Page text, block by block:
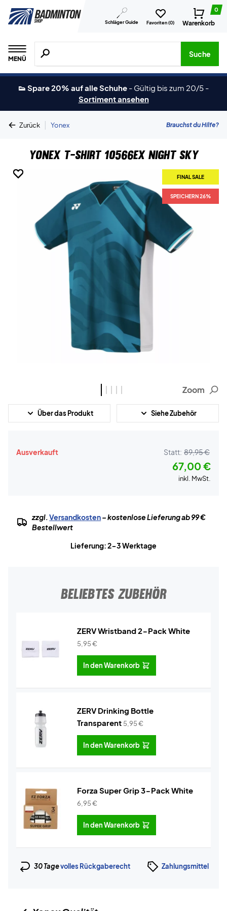
Schläger Guide Favoriten (0)
0
Warenkorb
MENÜ
Suche nach Produkten, Marken usw.
Suche
👟 Spare 20% auf alle Schuhe - Gültig bis zum 20/5 -
Sortiment ansehen
Zurück | Yonex Brauchst du Hilfe?
Yonex T-shirt 10566EX Night Sky
FINAL SALE
SPEICHERN 26%
FINAL SALE
SPEICHERN 26%
FINAL SALE
SPEICHERN 26%
FINAL SALE
SPEICHERN 26%
FINAL SALE
SPEICHERN 26%
Zoom
Über das Produkt Siehe Zubehör
Ausverkauft Statt: 89,95 €
67,00 €
inkl. MwSt.
zzgl.Versandkosten– kostenlose Lieferung ab 99 €
Bestellwert
Lieferung: 2-3 Werktage
BELIEBTES ZUBEHÖR
ZERV Wristband 2-Pack White
5,95€
In den Warenkorb
ZERV Drinking Bottle
Transparent 5,95€
In den Warenkorb
Forza Super Grip 3-Pack White
6,95€
In den Warenkorb
30 Tagevolles Rückgaberecht Zahlungsmittel